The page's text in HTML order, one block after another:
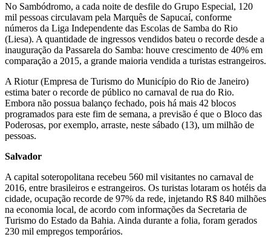
No Sambódromo, a cada noite de desfile do Grupo Especial, 120
mil pessoas circulavam pela Marquês de Sapucaí, conforme
números da Liga Independente das Escolas de Samba do Rio
(Liesa). A quantidade de ingressos vendidos bateu o recorde desde a
inauguração da Passarela do Samba: houve crescimento de 40% em
comparação a 2015, a grande maioria vendida a turistas estrangeiros.
A Riotur (Empresa de Turismo do Município do Rio de Janeiro)
estima bater o recorde de público no carnaval de rua do Rio.
Embora não possua balanço fechado, pois há mais 42 blocos
programados para este fim de semana, a previsão é que o Bloco das
Poderosas, por exemplo, arraste, neste sábado (13), um milhão de
pessoas.
Salvador
A capital soteropolitana recebeu 560 mil visitantes no carnaval de
2016, entre brasileiros e estrangeiros. Os turistas lotaram os hotéis da
cidade, ocupação recorde de 97% da rede, injetando R$ 840 milhões
na economia local, de acordo com informações da Secretaria de
Turismo do Estado da Bahia. Ainda durante a folia, foram gerados
230 mil empregos temporários.